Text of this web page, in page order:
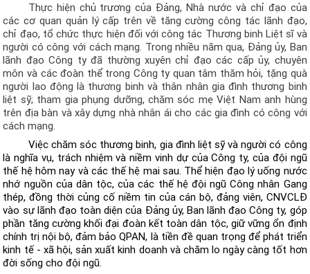
Thực hiện chủ trương của Đảng, Nhà nước và chỉ đạo của
các cơ quan quản lý cấp trên về tăng cường công tác lãnh đạo,
chỉ đạo, tổ chức thực hiện đối với công tác Thương binh Liệt sĩvà
người có công với cáchmạng. Trong nhiều năm qua, Đảng ủy, Ban
lãnh đạo Công ty đã thường xuyên chỉ đạo các cấp ủy, chuyên
môn và các đoàn thể trong Công ty quan tâm thăm hỏi, tặng quà
người lao động là thương binh và thân nhân gia đình thương binh
liệt sỹ; tham gia phụng dưỡng, chăm sóc mẹ Việt Nam anh hùng
trên địa bàn và xây dựng nhà nhân ái cho các gia đình có công với
cách mạng.
Việc chăm sóc thương binh, gia đình liệt sỹ và người có công
là nghĩa vụ, trách nhiệm và niềm vinh dự của Công ty, của đội ngũ
thế hệ hôm nay và các thế hệ mai sau. Thể hiện đạo lý uống nước
nhớ nguồn của dân tộc, của các thế hệ đội ngũCông nhân Gang
thép, đồng thời củng cố niềm tin của cán bộ, đảng viên, CNVCLĐ
vào sự lãnh đạo toàn diện của Đảng ủy, Ban lãnh đạo Công ty, góp
phần tăng cường khối đại đoàn kết toàn dân tộc, giữ vững ổn định
chính trị nội bộ, đảm bảo QPAN, là tiền đề quan trọng để phát triển
kinh tế - xã hội,sản xuất kinh doanh và chăm lo ngày càng tốt hơn
đời sống cho đội ngũ.